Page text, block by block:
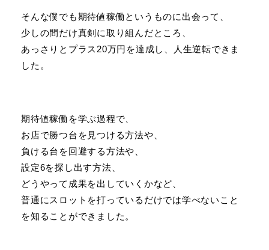
そんな僕でも期待値稼働というものに出会って、
少しの間だけ真剣に取り組んだところ、
あっさりとプラス20万円を達成し、人生逆転できま
した。
期待値稼働を学ぶ過程で、
お店で勝つ台を見つける方法や、
負ける台を回避する方法や、
設定6を探し出す方法、
どうやって成果を出していくかなど、
普通にスロットを打っているだけでは学べないこと
を知ることができました。